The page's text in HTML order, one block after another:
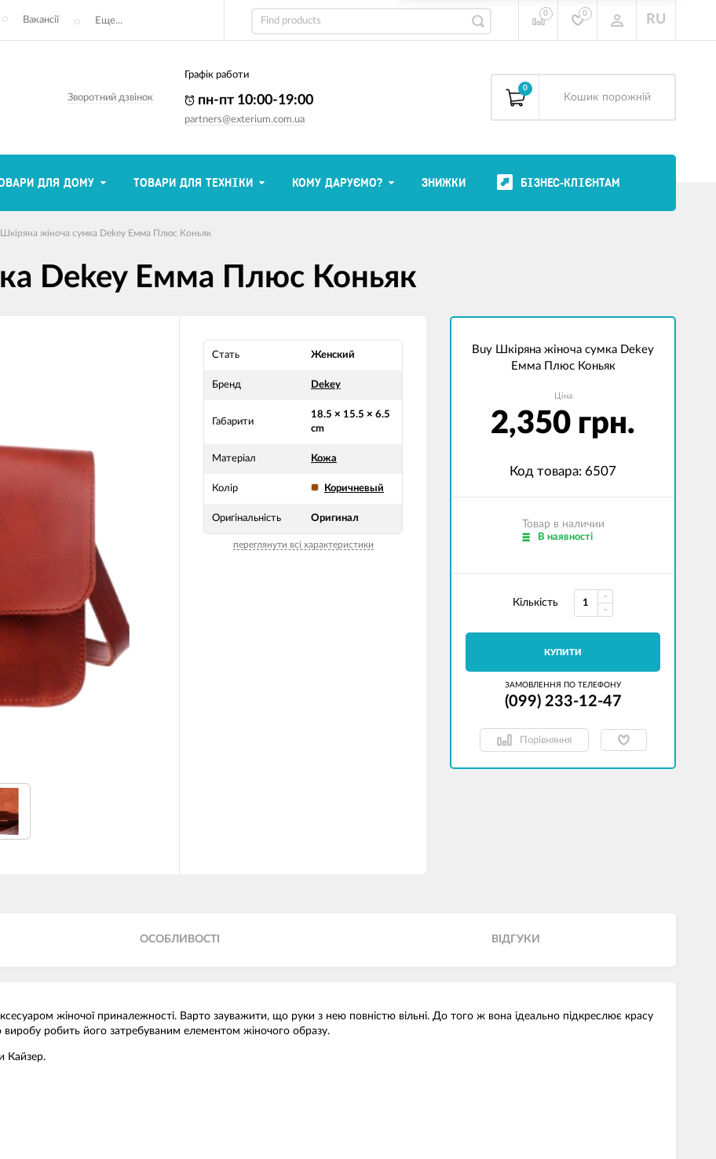
Вакансії Еще...
0 0 RU
Зворотний дзвінок
Графік работи
пн-пт 10:00-19:00
partners@exterium.com.ua
0
Kошик порожній
ДЛЯ ДОМУ ТОВАРИ ДЛЯ ТЕХНІКИ КОМУ ДАРУЄМО? ЗНИЖКИ БІЗНЕС-КЛІЄНТАМ
Шкіряна жіноча сумка Dekey Емма Плюс Коньяк
Dekey Емма Плюс Коньяк
Стать Женский
Бренд Dekey
Габарити
18.5 × 15.5 × 6.5
cm
Матеріал Кожа
Колір Коричневый
Оригінальність Оригинал
переглянути всі характеристики
Buy Шкіряна жіноча сумка Dekey
Емма Плюс Коньяк
Ціна
2,350 грн.
Код товара: 6507
Товар в наличии
В наявності
Кількість
КУПИТИ
ЗАМОВЛЕННЯ ПО ТЕЛЕФОНУ
(099) 233-12-47
Порівняння
ОСОБЛИВОСТІ ВІДГУКИ
жіночої приналежності. Варто зауважити, що руки з нею повністю вільні. До того ж вона ідеально підкреслює красу
робить його затребуваним елементом жіночого образу.
Кайзер.